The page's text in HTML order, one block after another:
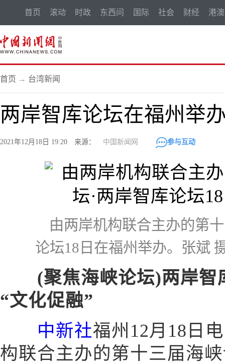
首页 滚动 时政 东西问 国际 社会 财经 港澳
首页 → 台湾新闻
两岸智库论坛在福州举
2021年12月18日 19:20 来源： 中国新闻网 参与互动
由两岸机构联合主办的第
论坛18日在福州举办。张斌
(聚焦海峡论坛)两岸
“文化促融”
中新社福州12月18日
构联合主办的第十三届海